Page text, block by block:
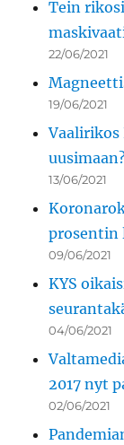
Tein
22/06/2021
19/06/2021
Vaalirikos
13/06/2021
prosentin
09/06/2021
KYS
04/06/2021
2017 nyt
02/06/2021